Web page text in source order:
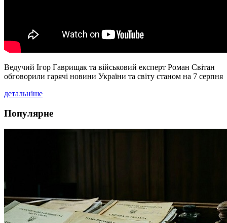
Ведучий Ігор Гаврищак та військовий експерт Роман Світан
обговорили гарячі новини України та світу станом на 7 серпня
детальніше
Популярне